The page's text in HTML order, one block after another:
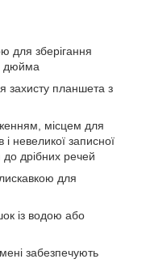
для зберігання
дюйма
захисту планшета з
місцем для
невеликої записної
дрібних речей
для
із водою або
забезпечують